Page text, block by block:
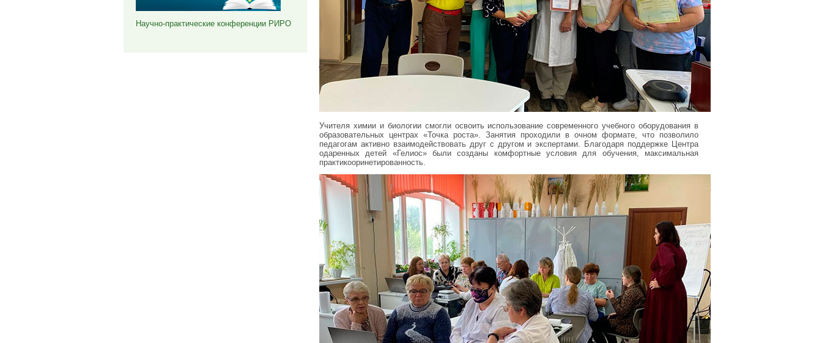
Научно-практические конференции РИРО
Учителя химии и биологии смогли освоить использование современного учебного оборудования в
образовательных центрах «Точка роста». Занятия проходили в очном формате, что позволило
педагогам активно взаимодействовать друг с другом и экспертами. Благодаря поддержке Центра
одаренных детей «Гелиос» были созданы комфортные условия для обучения, максимальная
практикооринетированность.